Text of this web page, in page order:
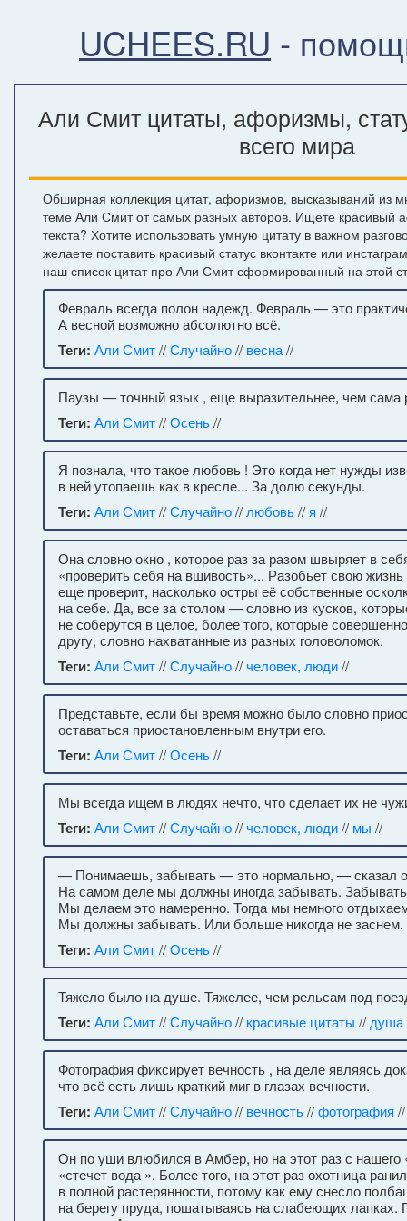
UCHEES.RU -
Али Смит цитаты, афоризмы,
всего мира
Обширная коллекция цитат, афоризмов, высказываний из
теме Али Смит от самых разных авторов. Ищете красивый
текста? Хотите использовать умную цитату в важном
желаете поставить красивый статус вконтакте или
наш список цитат про Али Смит сформированный на этой
Февраль всегда полон надежд. Февраль — это
А весной возможно абсолютно всё.
Теги: Али Смит//Случайно// весна//
Паузы — точный язык , еще выразительнее, чем сама
Теги: Али Смит//Осень//
Я познала, что такое любовь ! Это когда нет нужды
в ней утопаешь как в кресле... За долю секунды.
Теги: Али Смит//Случайно// любовь//я //
Она словно окно , которое раз за разом швыряет в
«проверить себя на вшивость»... Разобьет свою
еще проверит, насколько остры её собственные
на себе. Да, все за столом — словно из кусков,
не соберутся в целое, более того, которые
другу, словно нахватанные из разных головоломок.
Теги: Али Смит//Случайно//человек, люди//
Представьте, если бы время можно было словно
оставаться приостановленным внутри его.
Теги: Али Смит//Осень//
Мы всегда ищем в людях нечто, что сделает их не
Теги: Али Смит//Случайно//человек, люди// мы //
— Понимаешь, забывать — это нормально, — сказал
На самом деле мы должны иногда забывать.
Мы делаем это намеренно. Тогда мы немного
Мы должны забывать. Или больше никогда не заснем.
Теги: Али Смит//Осень//
Тяжело было на душе. Тяжелее, чем рельсам под
Теги: Али Смит//Случайно// красивые цитаты // душа
Фотография фиксирует вечность , на деле являясь
что всё есть лишь краткий миг в глазах вечности.
Теги: Али Смит//Случайно// вечность//фотография //
Он по уши влюбился в Амбер, но на этот раз с нашего
«стечет вода ». Более того, на этот раз охотница
в полной растерянности, потому как ему снесло
на берегу пруда, пошатываясь на слабеющих